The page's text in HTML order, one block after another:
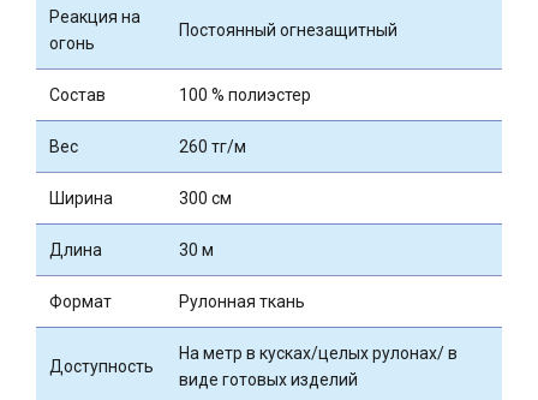
Реакция на
огонь
Постоянный огнезащитный
Состав 100 % полиэстер
Вес 260 тг/м
Ширина 300 см
Длина 30 м
Формат Рулонная ткань
Доступность
На метр в кусках/целых рулонах/ в
виде готовых изделий